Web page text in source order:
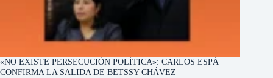
«NO EXISTE PERSECUCIÓN POLÍTICA»: CARLOS ESPÁ
CONFIRMA LA SALIDA DE BETSSY CHÁVEZ